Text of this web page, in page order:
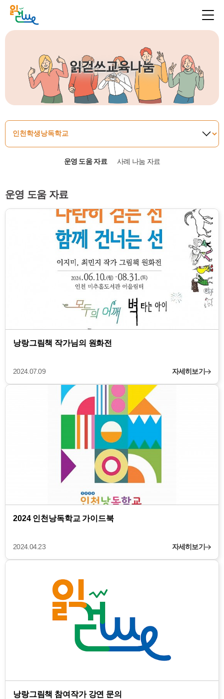
읽걷쓰교육나눔
운영 도움 자료 사례 나눔 자료
운영 도움 자료
낭랑그림책 작가님의 원화전
2024.07.09 자세히보기
2024 인천낭독학교 가이드북
2024.04.23 자세히보기
낭랑그림책 참여작가 강연 문의